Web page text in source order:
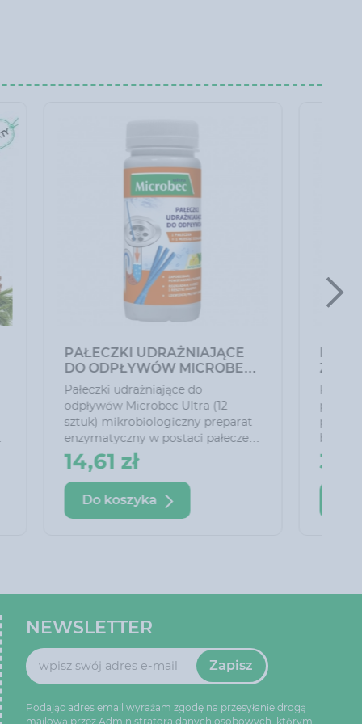
ich
NAWÓZ DO LAUROWIŚNI
BOPON 1 KG
Nawóz do laurowiśni Bopon 1 kg
to wieloskładnikowy, granulowany
preparat stworzony specjalnie z
myślą o pielęgnacji krzewów
laurowiśni. Regularne stosowanie
tego nawozu zapewnia roślinom
intensywną zieleń, piękny połysk
liści oraz bujny wzrost.
13,35 zł
Do koszyka
NEWSLETTER
Zapisz
Podając adres email wyrażam zgodę na przesyłanie drogą
mailową przez Administratora danych osobowych, którym